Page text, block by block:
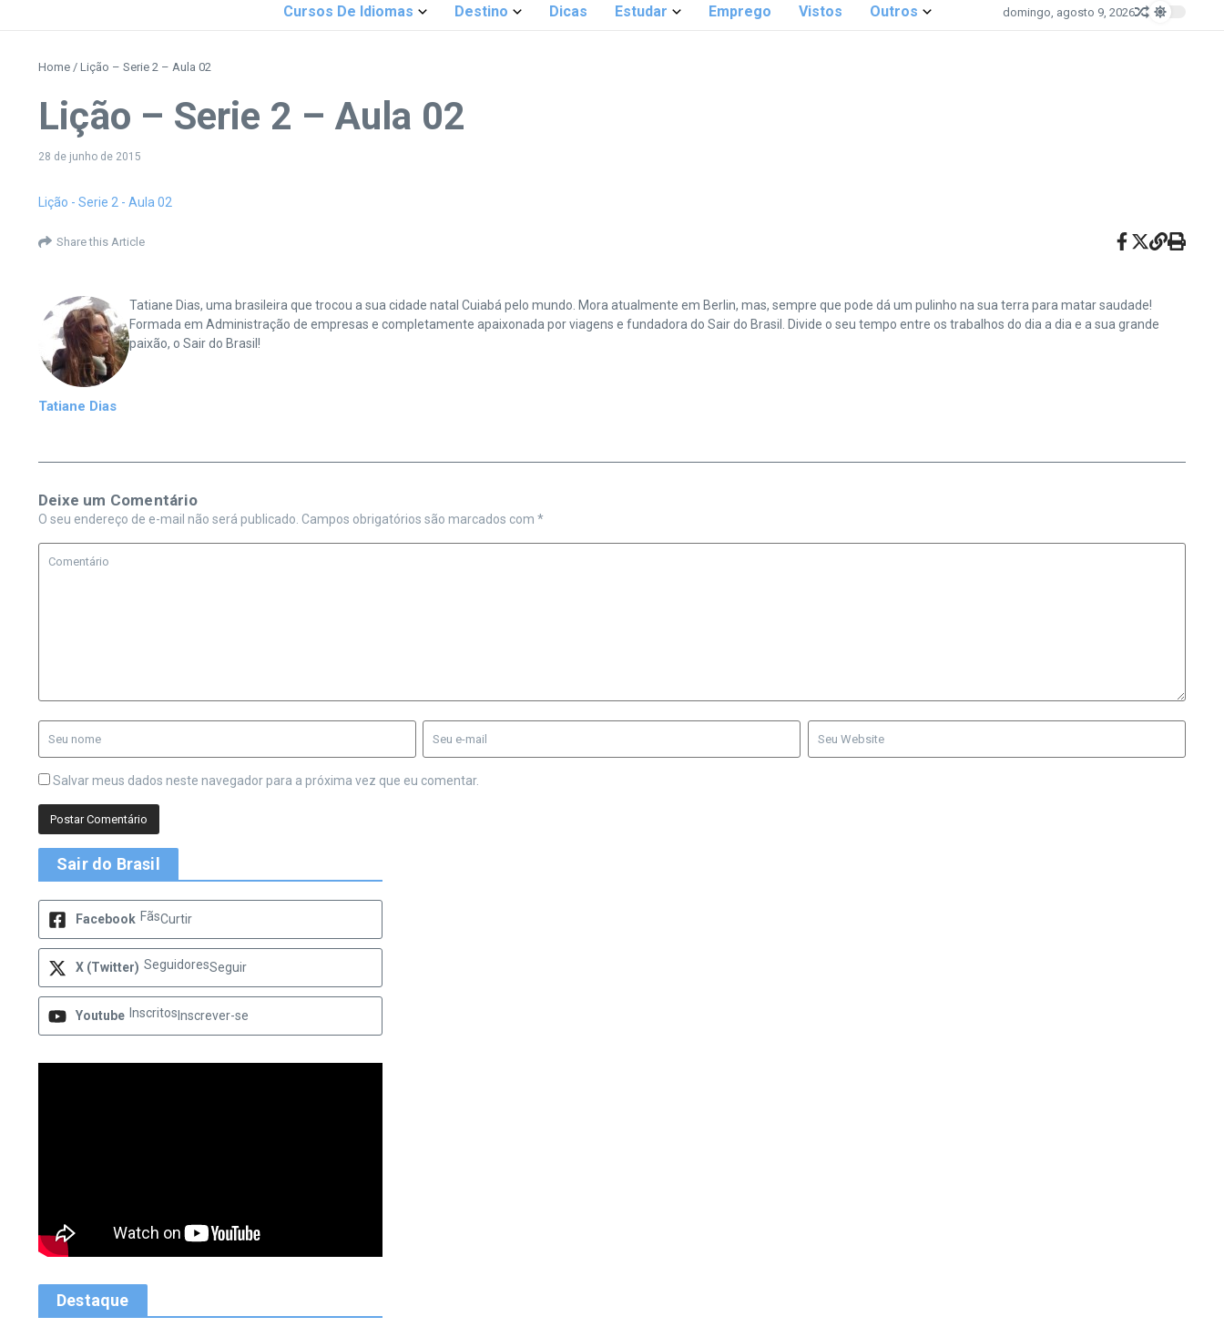
Cursos De Idiomas Destino Dicas Estudar Emprego Vistos Outros domingo, agosto 9, 2026
Home / Lição – Serie 2 – Aula 02
Lição – Serie 2 – Aula 02
28 de junho de 2015
Lição - Serie 2 - Aula 02
Share this Article
Tatiane Dias
Tatiane Dias, uma brasileira que trocou a sua cidade natal Cuiabá pelo mundo. Mora atualmente em Berlin, mas, sempre que pode dá um pulinho na sua terra para matar saudade!
Formada em Administração de empresas e completamente apaixonada por viagens e fundadora do Sair do Brasil. Divide o seu tempo entre os trabalhos do dia a dia e a sua grande
paixão, o Sair do Brasil!
Deixe um Comentário
O seu endereço de e-mail não será publicado. Campos obrigatórios são marcados com *
Salvar meus dados neste navegador para a próxima vez que eu comentar.
Sair do Brasil
Facebook FãsCurtir
X (Twitter) SeguidoresSeguir
Youtube Inscritos Inscrever-se
Destaque